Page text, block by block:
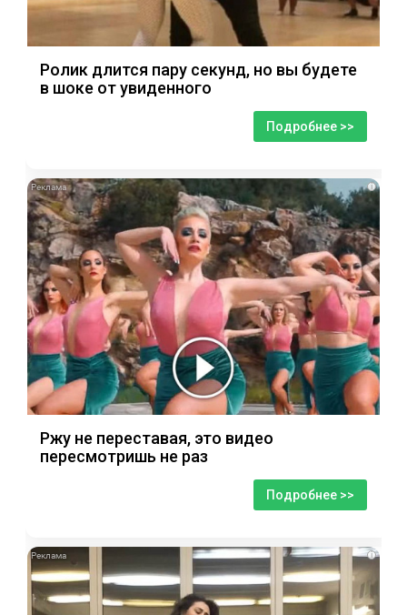
Ролик длится пару секунд, но вы будете
в шоке от увиденного
Подробнее >>
i
Ржу не переставая, это видео
пересмотришь не раз
Подробнее >>
i